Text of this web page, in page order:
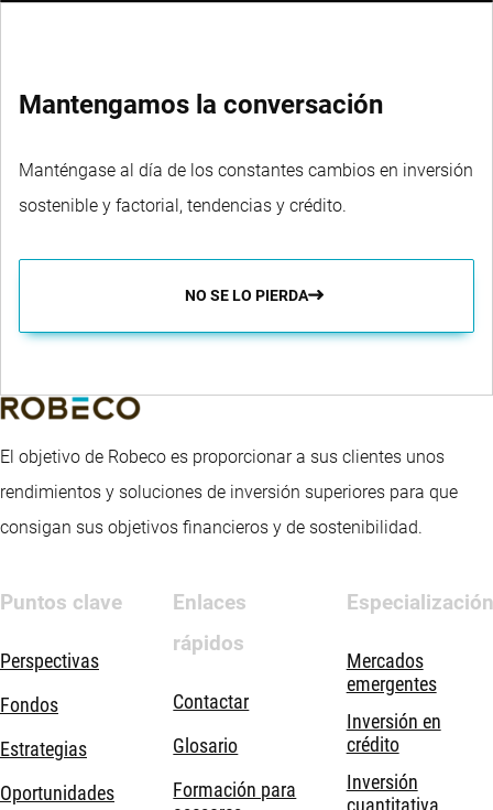
Mantengamos la conversación
Manténgase al día de los constantes cambios en inversión
sostenible y factorial, tendencias y crédito.
NO SE LO PIERDA
El objetivo de Robeco es proporcionar a sus clientes unos
rendimientos y soluciones de inversión superiores para que
consigan sus objetivos financieros y de sostenibilidad.
Puntos clave
Perspectivas
Fondos
Estrategias
Oportunidades
Enlaces
rápidos
Contactar
Glosario
Formación para
Especialización
Mercados
emergentes
Inversión en
crédito
Inversión